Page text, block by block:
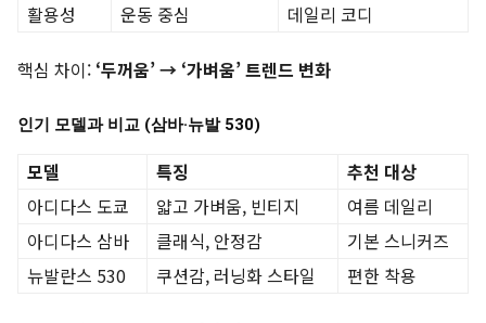
활용성
운동 중심 데일리 코디
핵심 차이: ‘두꺼움’ → ‘가벼움’ 트렌드 변화
인기 모델과 비교 (삼바·뉴발 530)
모델 특징
추천 대상
아디다스 도쿄
얇고 가벼움, 빈티지
여름 데일리
아디다스 삼바
클래식, 안정감
기본 스니커즈
뉴발란스 530
쿠션감, 러닝화 스타일 편한 착용